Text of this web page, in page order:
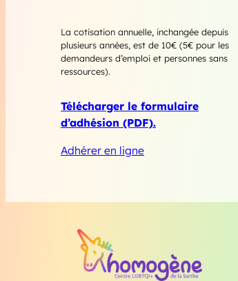
La cotisation annuelle, inchangée depuis
plusieurs années, est de 10€ (5€ pour les
demandeurs d’emploi et personnes sans
ressources).
Télécharger le formulaire
d’adhésion (PDF).
Adhérer en ligne